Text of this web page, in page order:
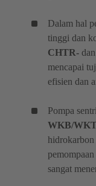
Dalam hal
tinggi dan
CHTR- dan
mencapai
efisien dan
Pompa
WKB/
hidrokarbon
sangat